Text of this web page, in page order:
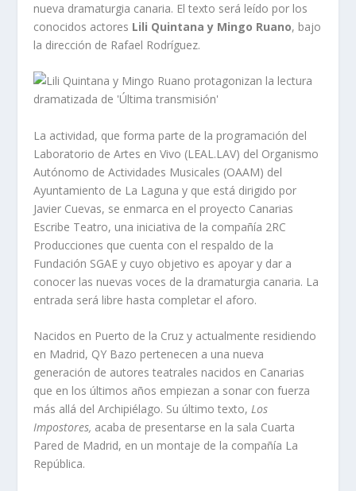
nueva dramaturgia canaria. El texto será leído por los
conocidos actores Lili Quintana y Mingo Ruano, bajo
la dirección de Rafael Rodríguez.
La actividad, que forma parte de la programación del
Laboratorio de Artes en Vivo (LEAL.LAV) del Organismo
Autónomo de Actividades Musicales (OAAM) del
Ayuntamiento de La Laguna y que está dirigido por
Javier Cuevas, se enmarca en el proyecto Canarias
Escribe Teatro, una iniciativa de la compañía 2RC
Producciones que cuenta con el respaldo de la
Fundación SGAE y cuyo objetivo es apoyar y dar a
conocer las nuevas voces de la dramaturgia canaria. La
entrada será libre hasta completar el aforo.
Nacidos en Puerto de la Cruz y actualmente residiendo
en Madrid, QY Bazo pertenecen a una nueva
generación de autores teatrales nacidos en Canarias
que en los últimos años empiezan a sonar con fuerza
más allá del Archipiélago. Su último texto,Los
Impostores, acaba de presentarse en la sala Cuarta
Pared de Madrid, en un montaje de la compañía La
República.